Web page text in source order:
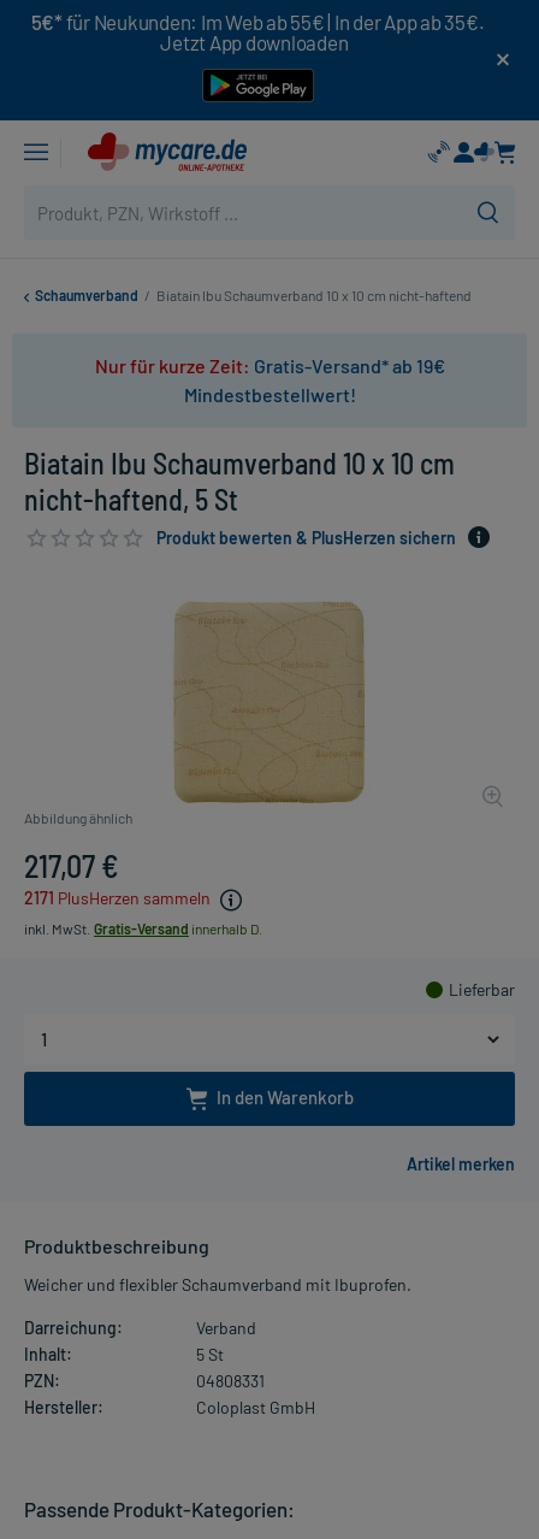
5€* für Neukunden: Im Web ab 55€ | In der App ab 35€.
Jetzt App downloaden
Schaumverband / Biatain Ibu Schaumverband 10 x 10 cm nicht-haftend
Nur für kurze Zeit: Gratis-Versand* ab 19€
Mindestbestellwert!
Biatain Ibu Schaumverband 10 x 10 cm
nicht-haftend, 5 St
Produkt bewerten & PlusHerzen sichern
Abbildung ähnlich
217,07 €
2171 PlusHerzen sammeln
inkl. MwSt. Gratis-Versand innerhalb D.
Lieferbar
In den Warenkorb
Produktbeschreibung
Weicher und flexibler Schaumverband mit Ibuprofen.
Darreichung:
Verband
Inhalt:
5 St
PZN:
04808331
Hersteller:
Coloplast GmbH
Passende Produkt-Kategorien: